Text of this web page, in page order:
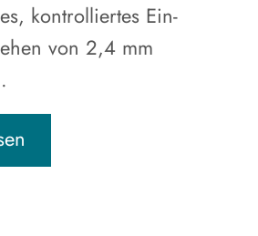
kontrolliertes Ein-
von 2,4 mm